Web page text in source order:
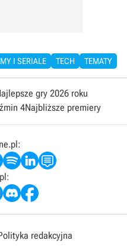
I SERIALE TECH TEMATY
gry 2026 roku
4Najbliższe premiery
redakcyjna